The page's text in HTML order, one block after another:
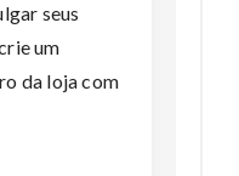
seus
um
da loja com